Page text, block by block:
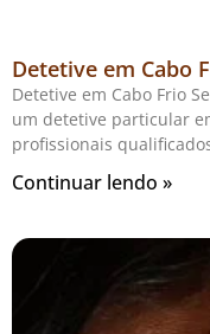
Detetive em Cabo
Detetive em Cabo Frio
um detetive particular
profissionais
Continuar lendo »